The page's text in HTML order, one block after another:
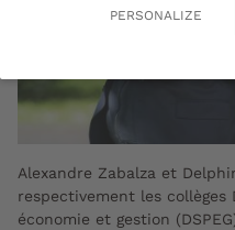
PERSONALIZE
Alexandre Zabalza et
respectivement les
économie et gestion